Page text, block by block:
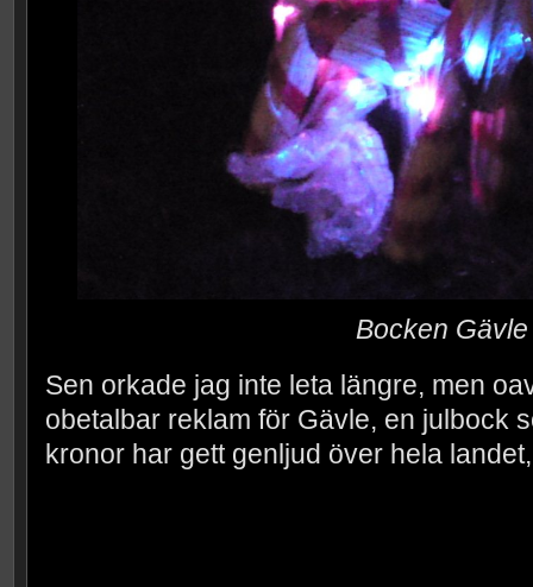
Bocken Gävle
Sen orkade jag inte leta längre, men
obetalbar reklam för Gävle, en julbock
kronor har gett genljud över hela